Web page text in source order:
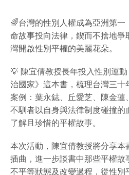
🌈台灣的性別人權成為亞洲第一
命故事投向法律，鍥而不捨地爭
灣開啟性別平權的美麗花朵。
💡 陳宜倩教授長年投入性別運
治國家》這本書，梳理台灣三十
案例：葉永鋕、丘愛芝、陳金
不馴者以自身與法律制度碰撞的
了解且珍惜的平權故事。
本次活動，陳宜倩教授將分享本
插曲，進一步談書中那些平權故
不平等狀態及改變過程，從性別